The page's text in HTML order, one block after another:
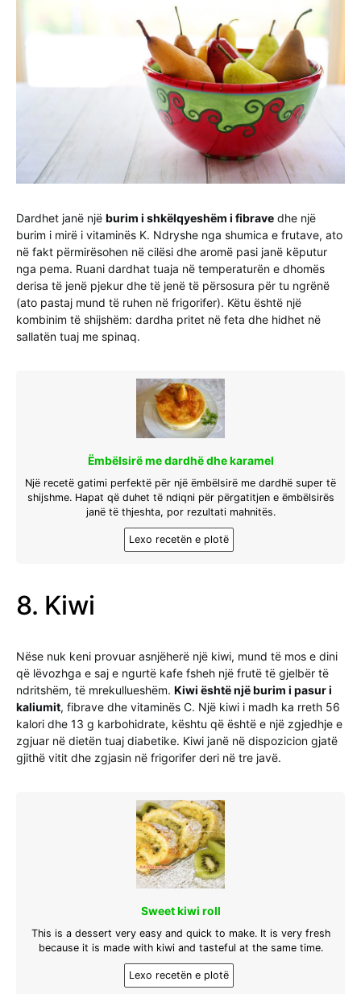
Dardhet janë një burim i shkëlqyeshëm i fibrave dhe një
burim i mirë i vitaminës K. Ndryshe nga shumica e frutave, ato
në fakt përmirësohen në cilësi dhe aromë pasi janë këputur
nga pema. Ruani dardhat tuaja në temperaturën e dhomës
derisa të jenë pjekur dhe të jenë të përsosura për tu ngrënë
(ato pastaj mund të ruhen në frigorifer). Këtu është një
kombinim të shijshëm: dardha pritet në feta dhe hidhet në
sallatën tuaj me spinaq.
Ëmbëlsirë me dardhë dhe karamel
Një recetë gatimi perfektë për një ëmbëlsirë me dardhë super të
shijshme. Hapat që duhet të ndiqni për përgatitjen e ëmbëlsirës
janë të thjeshta, por rezultati mahnitës.
Lexo recetën e plotë
8. Kiwi
Nëse nuk keni provuar asnjëherë një kiwi, mund të mos e dini
që lëvozhga e saj e ngurtë kafe fsheh një frutë të gjelbër të
ndritshëm, të mrekullueshëm. Kiwi është një burim i pasur i
kaliumit, fibrave dhe vitaminës C. Një kiwi i madh ka rreth 56
kalori dhe 13 g karbohidrate, kështu që është e një zgjedhje e
zgjuar në dietën tuaj diabetike. Kiwi janë në dispozicion gjatë
gjithë vitit dhe zgjasin në frigorifer deri në tre javë.
Sweet kiwi roll
This is a dessert very easy and quick to make. It is very fresh
because it is made with kiwi and tasteful at the same time.
Lexo recetën e plotë